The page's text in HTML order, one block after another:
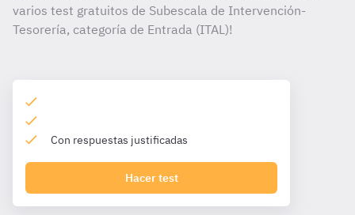
varios test gratuitos de Subescala de Intervención-
Tesorería, categoría de Entrada (ITAL)!
Con respuestas justificadas
Hacer test